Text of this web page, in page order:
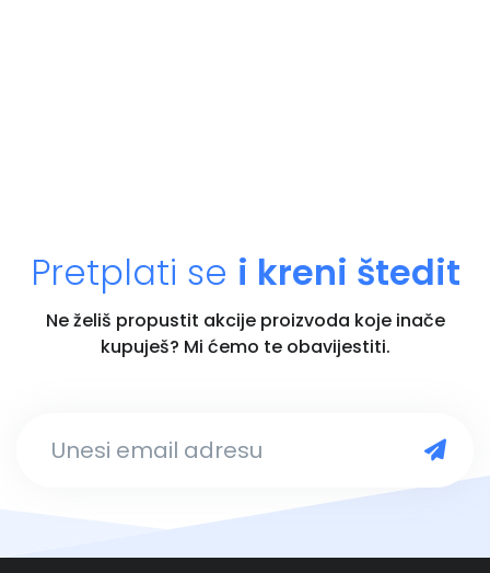
Pretplati se i kreni štedit
Ne želiš propustit akcije proizvoda koje inače
kupuješ? Mi ćemo te obavijestiti.